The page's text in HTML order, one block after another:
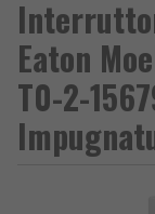
Eaton
T0-2-